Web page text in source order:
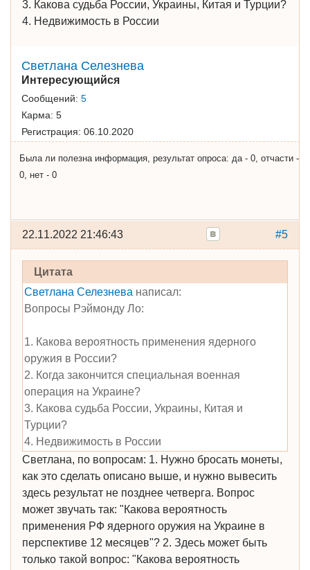
3. Какова судьба России, Украины, Китая и Турции?
4. Недвижимость в России
Светлана Селезнева
Интересующийся
Сообщений: 5
Карма: 5
Регистрация: 06.10.2020
Была ли полезна информация, результат опроса: да - 0, отчасти -
0, нет - 0
#5
22.11.2022 21:46:43
Цитата
Светлана Селезнева написал:
Вопросы Рэймонду Ло:
1. Какова вероятность применения ядерного
оружия в России?
2. Когда закончится специальная военная
операция на Украине?
3. Какова судьба России, Украины, Китая и
Турции?
4. Недвижимость в России
Светлана, по вопросам: 1. Нужно бросать монеты,
как это сделать описано выше, и нужно вывесить
здесь результат не позднее четверга. Вопрос
может звучать так: "Какова вероятность
применения РФ ядерного оружия на Украине в
перспективе 12 месяцев"? 2. Здесь может быть
только такой вопрос: "Какова вероятность